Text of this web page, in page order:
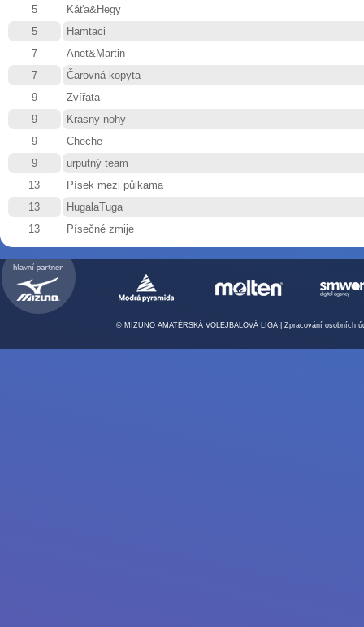
5
Káťa&Hegy
5
Hamtaci
7
Anet&Martin
7
Čarovná kopyta
9
Zvířata
9
Krasny nohy
9
Cheche
9
urputný team
13
Písek mezi půlkama
13
HugalaTuga
13
Písečné zmije
© MIZUNO AMATÉRSKÁ VOLEJBALOVÁ LIGA | Zpracování osobních